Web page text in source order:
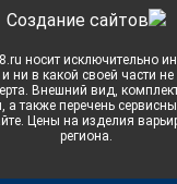
Cоздание сайтов
носит исключительно
ни в какой своей части
Внешний вид,
также перечень
Цены на изделия
региона.